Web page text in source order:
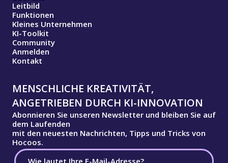
Leitbild
Funktionen
Kleines Unternehmen
KI-Toolkit
Community
Anmelden
Kontakt
MENSCHLICHE KREATIVITÄT,
ANGETRIEBEN DURCH KI-INNOVATION
Abonnieren Sie unseren Newsletter und bleiben Sie auf
dem Laufenden
mit den neuesten Nachrichten, Tipps und Tricks von
Hocoos.